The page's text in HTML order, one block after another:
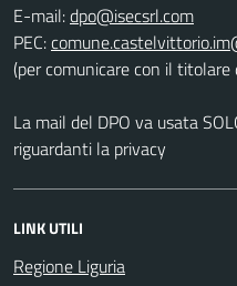
E-mail:
PEC:
(per comunicare con il
La mail del DPO va usata
riguardanti la privacy
LINK UTILI
Regione Liguria